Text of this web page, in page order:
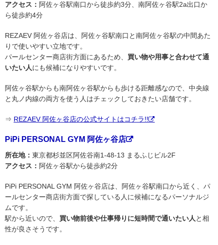
アクセス： 阿佐ヶ谷駅南口から徒歩約3分、南阿佐ヶ谷駅2a出口か
ら徒歩約4分
REZAEV 阿佐ヶ谷店は、阿佐ヶ谷駅南口と南阿佐ヶ谷駅の中間あた
りで使いやすい立地です。
パールセンター商店街方面にあるため、 買い物や用事と合わせて通
いたい人にも候補になりやすいです。
阿佐ヶ谷駅からも南阿佐ヶ谷駅からも歩ける距離感なので、中央線
と丸ノ内線の両方を使う人はチェックしておきたい店舗です。
⇒ REZAEV 阿佐ヶ谷店の公式サイトはコチラ!!
PiPi PERSONAL GYM 阿佐ヶ谷店
所在地： 東京都杉並区阿佐谷南1-48-13 まるふじビル2F
アクセス： 阿佐ヶ谷駅から徒歩約2分
PiPi PERSONAL GYM 阿佐ヶ谷店は、阿佐ヶ谷駅南口から近く、パ
ールセンター商店街方面で探している人に候補になるパーソナルジ
ムです。
駅から近いので、 買い物前後や仕事帰りに短時間で通いたい人と相
性が良さそうです。